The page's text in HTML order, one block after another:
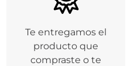
Te entregamos el
producto que
compraste o te